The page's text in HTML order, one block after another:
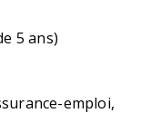
5 ans)
emploi,